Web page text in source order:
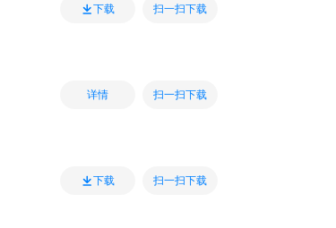
下载 扫一扫下载
详情 扫一扫下载
下载 扫一扫下载